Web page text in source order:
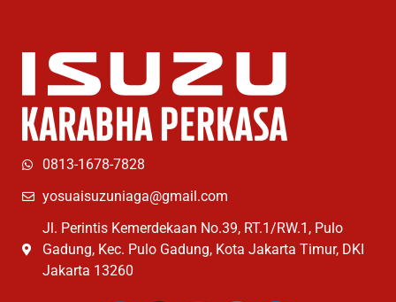
0813-1678-7828
yosuaisuzuniaga@gmail.com
Jl. Perintis Kemerdekaan No.39, RT.1/RW.1, Pulo
Gadung, Kec. Pulo Gadung, Kota Jakarta Timur, DKI
Jakarta 13260